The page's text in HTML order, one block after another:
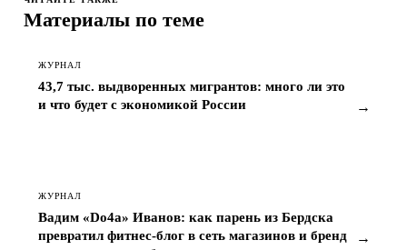
ЧИТАЙТЕ ТАКЖЕ
ЖУРНАЛ
43,7 тыс. выдворенных мигрантов: много ли это
ЖУРНАЛ
Вадим «Do4a» Иванов: как парень из Бердска